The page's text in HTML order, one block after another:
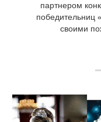
партнером
победительниц
своими